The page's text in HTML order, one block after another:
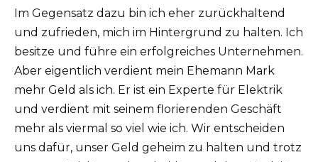
Im Gegensatz dazu bin ich eher zurückhaltend
und zufrieden, mich im Hintergrund zu halten. Ich
besitze und führe ein erfolgreiches Unternehmen.
Aber eigentlich verdient mein Ehemann Mark
mehr Geld als ich. Er ist ein Experte für Elektrik
und verdient mit seinem florierenden Geschäft
mehr als viermal so viel wie ich. Wir entscheiden
uns dafür, unser Geld geheim zu halten und trotz